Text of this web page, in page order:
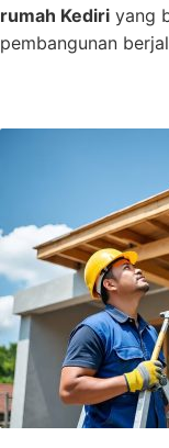
rumah Kediri yang
pembangunan